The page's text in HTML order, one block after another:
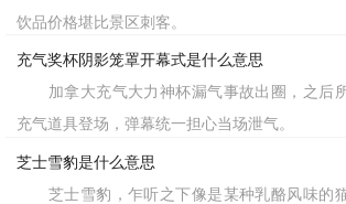
饮品价格堪比景区刺客。
充气奖杯阴影笼罩开幕式是什么意思
加拿大充气大力神杯漏气事故出圈，之后
充气道具登场，弹幕统一担心当场泄气。
芝士雪豹是什么意思
芝士雪豹，乍听之下像是某种乳酪风味的